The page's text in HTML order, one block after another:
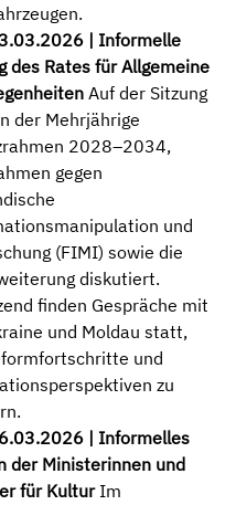
| Informelle
des Rates für Allgemeine
Auf der Sitzung
der Mehrjährige
2028–2034,
gegen
und
(FIMI) sowie die
diskutiert.
finden Gespräche mit
und Moldau statt,
und
zu
| Informelles
der Ministerinnen und
für KulturIm